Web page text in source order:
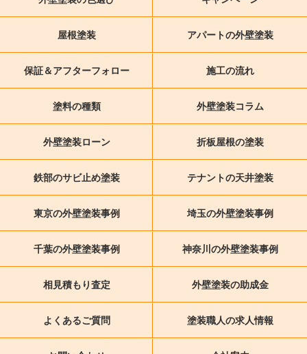
屋根塗装 アパートの外壁塗装
保証＆アフターフォロー 施工の流れ
塗料の種類 外壁塗装コラム
外壁塗装ローン 折板屋根の塗装
鉄部のサビ止め塗装 テナントの天井塗装
東京の外壁塗装事例 埼玉の外壁塗装事例
千葉の外壁塗装事例 神奈川の外壁塗装事例
相見積もり査定 外壁塗装の助成金
よくあるご質問 塗装職人の求人情報